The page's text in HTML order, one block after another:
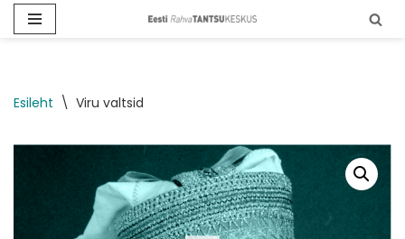
content
Esileht \ Viru valtsid